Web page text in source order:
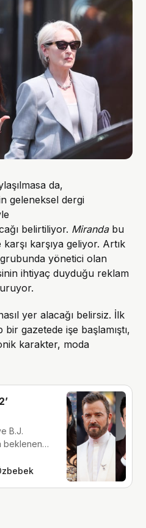
da,
geleneksel dergi
belirtiliyor. Mirandabu
karşıya geliyor. Artık
yönetici olan
ihtiyaç duyduğu reklam
yer alacağı belirsiz. İlk
bir gazetede işe başlamıştı,
karakter, moda
B.J.
beklenen